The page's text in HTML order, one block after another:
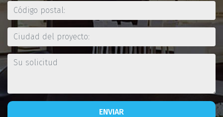
ENVIAR